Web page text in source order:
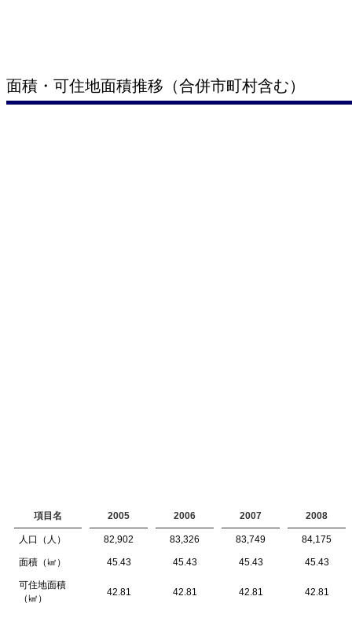
面積・可住地面積推移（合併市町村含む）
項目名 2005 2006 2007 2008
人口（人） 82,902 83,326 83,749 84,175
面積（㎢） 45.43 45.43 45.43 45.43
可住地面積
（㎢）
42.81 42.81 42.81 42.81